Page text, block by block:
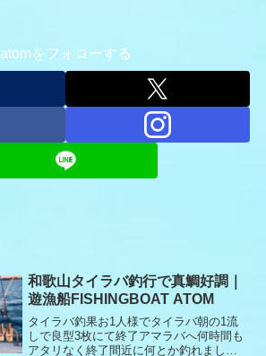
atomをフォローする
和歌山タイラバ釣行で真鯛好調｜
遊漁船FISHINGBOAT ATOM
タイラバ釣果お1人様でタイラバ朝の1流
しで良型3枚にて終了アマラバへ何時間も
アタリなく終了間近に何とか釣れまし